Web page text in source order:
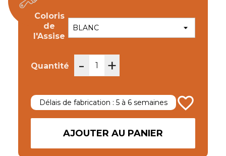
Coloris
de
l'Assise
Quantité - +
Délais de fabrication : 5 à 6 semaines favorite_border
AJOUTER AU PANIER